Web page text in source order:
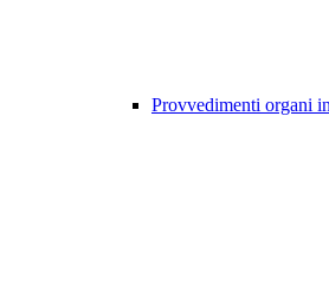
Provvedimenti organi